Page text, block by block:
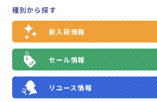
種別から探す
新入荷情報
セール情報
リユース情報